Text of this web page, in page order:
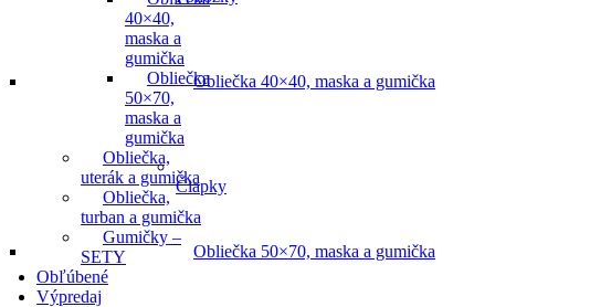
Obliečka 40×40, maska a gumička
Obliečka 50×70, maska a gumička
40×40,
maska a
gumička
Obliečka
50×70,
maska a
gumička
Obliečka,
uterák a gumička
Obliečka,
turban a gumička
Gumičky –
SETY
Obľúbené
Výpredaj
Čiapky